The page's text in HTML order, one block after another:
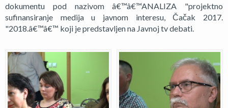
dokumentu pod nazivom â€™â€™ANALIZA "projektno
sufinansiranje medija u javnom interesu, Čačak 2017.
"2018.â€™â€™ koji je predstavljen na Javnoj tv debati.